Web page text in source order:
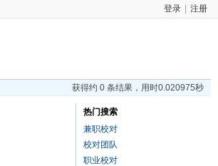
登录 注册
获得约 0 条结果，用时0.020975秒
热门搜索
兼职校对
校对团队
职业校对